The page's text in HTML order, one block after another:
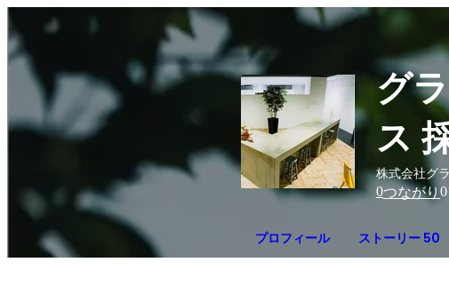
グ
ス
株式会社グ
0つながり 0
プロフィール ストーリー 50